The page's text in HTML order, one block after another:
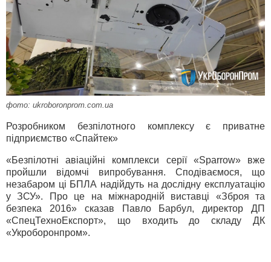
фото: ukroboronprom.com.ua
Розробником безпілотного комплексу є приватне
підприємство «Спайтек»
«Безпілотні авіаційні комплекси серії «Sparrow» вже
пройшли відомчі випробування. Сподіваємося, що
незабаром ці БПЛА надійдуть на дослідну експлуатацію
у ЗСУ». Про це на міжнародній виставці «Зброя та
безпека 2016» сказав Павло Барбул, директор ДП
«СпецТехноЕкспорт», що входить до складу ДК
«Укроборонпром».